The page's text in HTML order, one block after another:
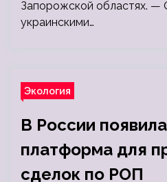
Запорожской областях. —
украинскими…
Экология
В России
платформа для
сделок по РОП